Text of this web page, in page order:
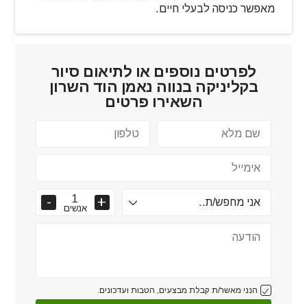
מאפשר כניסה לבעלי חיים.
לפרטים נוספים או לתיאום סיור
בקליניקה בנווה נאמן הוד השרון
השאירו פרטים
אנשים
הנני מאשר/ת קבלת מבצעים, הטבות ועדכונים.